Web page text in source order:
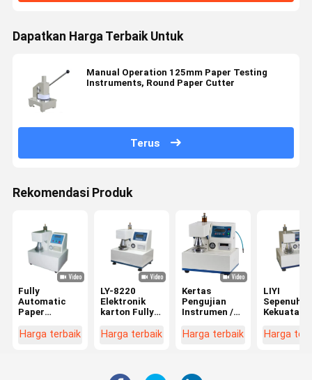
Dapatkan Harga Terbaik Untuk
Manual Operation 125mm Paper Testing
Instruments, Round Paper Cutter
Terus
Rekomendasi Produk
Fully
Automatic
Paper
Instrumen /
Harga terbaik
LY-8220
Elektronik
karton Fully
Meledak
Harga terbaik
Kertas
Pengujian
Instrumen /
Strength
Harga terbaik
LIYI
Kekuatan
Otomatis
Harga